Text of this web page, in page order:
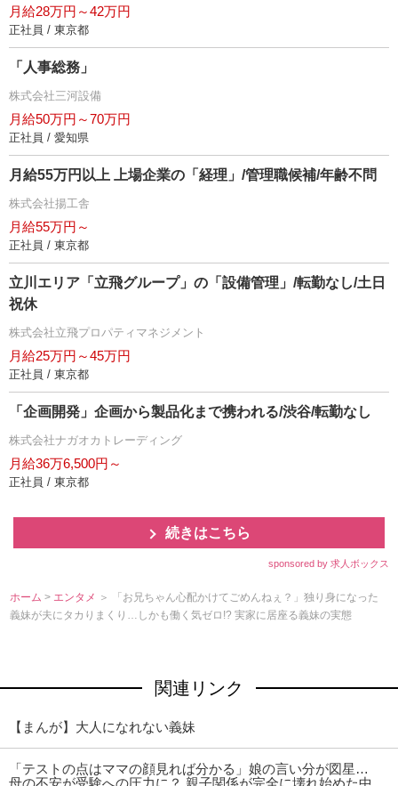
月給28万円～42万円
正社員 / 東京都
「人事総務」
株式会社三河設備
月給50万円～70万円
正社員 / 愛知県
月給55万円以上 上場企業の「経理」/管理職候補/年齢不問
株式会社揚工舎
月給55万円～
正社員 / 東京都
立川エリア「立飛グループ」の「設備管理」/転勤なし/土日
祝休
株式会社立飛プロパティマネジメント
月給25万円～45万円
正社員 / 東京都
「企画開発」企画から製品化まで携われる/渋谷/転勤なし
株式会社ナガオカトレーディング
月給36万6,500円～
正社員 / 東京都
続きはこちら
sponsored by 求人ボックス
ホーム > エンタメ ＞ 「お兄ちゃん心配かけてごめんねぇ？」独り身になった
義妹が夫にタカりまくり…しかも働く気ゼロ!? 実家に居座る義妹の実態
関連リンク
【まんが】大人になれない義妹
「テストの点はママの顔見れば分かる」娘の言い分が図星…
母の不安が受験への圧力に？ 親子関係が完全に壊れ始めた中